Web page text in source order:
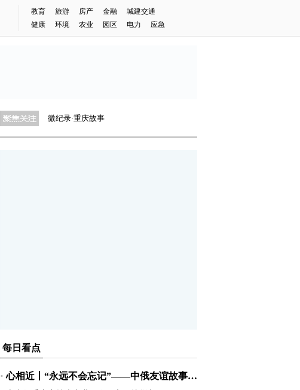
教育 旅游 房产 金融
城建交通
健康
环境 农业 园区 电力 应急
2024重庆马拉松